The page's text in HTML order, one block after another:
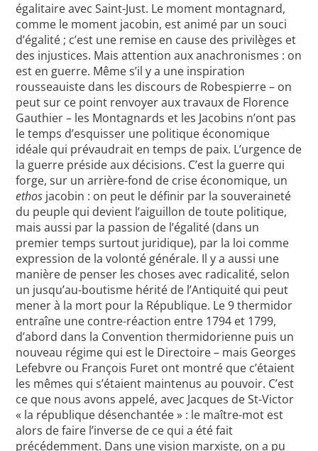
égalitaire avec Saint-Just. Le moment montagnard,
comme le moment jacobin, est animé par un souci
d’égalité ; c’est une remise en cause des privilèges et
des injustices. Mais attention aux anachronismes : on
est en guerre. Même s’il y a une inspiration
rousseauiste dans les discours de Robespierre – on
peut sur ce point renvoyer aux travaux de Florence
Gauthier – les Montagnards et les Jacobins n’ont pas
le temps d’esquisser une politique économique
idéale qui prévaudrait en temps de paix. L’urgence de
la guerre préside aux décisions. C’est la guerre qui
forge, sur un arrière-fond de crise économique, un
ethos jacobin : on peut le définir par la souveraineté
du peuple qui devient l’aiguillon de toute politique,
mais aussi par la passion de l’égalité (dans un
premier temps surtout juridique), par la loi comme
expression de la volonté générale. Il y a aussi une
manière de penser les choses avec radicalité, selon
un jusqu’au-boutisme hérité de l’Antiquité qui peut
mener à la mort pour la République. Le 9 thermidor
entraîne une contre-réaction entre 1794 et 1799,
d’abord dans la Convention thermidorienne puis un
nouveau régime qui est le Directoire – mais Georges
Lefebvre ou François Furet ont montré que c’étaient
les mêmes qui s’étaient maintenus au pouvoir. C’est
ce que nous avons appelé, avec Jacques de St-Victor
« la république désenchantée » : le maître-mot est
alors de faire l’inverse de ce qui a été fait
précédemment. Dans une vision marxiste, on a pu